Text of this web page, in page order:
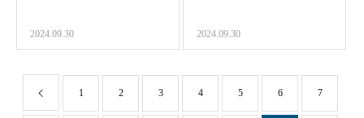
2024.09.30 2024.09.30
1 2 3 4 5 6 7